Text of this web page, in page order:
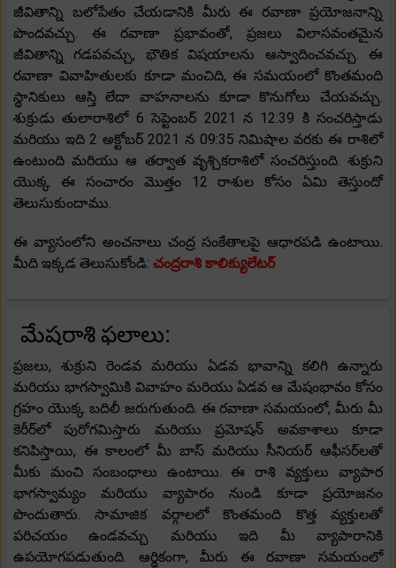
జీవితాన్ని బలోపేతం చేయడానికి మీరు ఈ రవాణా ప్రయోజనాన్ని
పొందవచ్చు. ఈ రవాణా ప్రభావంతో, ప్రజలు విలాసవంతమైన
జీవితాన్ని గడపవచ్చు, భౌతిక విషయాలను ఆస్వాదించవచ్చు. ఈ
రవాణా వివాహితులకు కూడా మంచిది, ఈ సమయంలో కొంతమంది
స్థానికులు ఆస్తి లేదా వాహనాలను కూడా కొనుగోలు చేయవచ్చు.
శుక్రుడు తులారాశిలో 6 సెప్టెంబర్ 2021 న 12:39 కి సంచరిస్తాడు
మరియు ఇది 2 అక్టోబర్ 2021 న 09:35 నిమిషాల వరకు ఈ రాశిలో
ఉంటుంది మరియు ఆ తర్వాత వృశ్చికరాశిలో సంచరిస్తుంది. శుక్రుని
యొక్క ఈ సంచారం మొత్తం 12 రాశుల కోసం ఏమి తెస్తుందో
తెలుసుకుందాము.
ఈ వ్యాసంలోని అంచనాలు చంద్ర సంకేతాలపై ఆధారపడి ఉంటాయి.
మీది ఇక్కడ తెలుసుకోండి: చంద్రరాశి కాలిక్యులేటర్
మేషరాశి ఫలాలు:
ప్రజలు, శుక్రుని రెండవ మరియు ఏడవ భావాన్ని కలిగి ఉన్నారు
మరియు భాగస్వామికి వివాహం మరియు ఏడవ ఆ మేషంభావం కోసం
గ్రహం యొక్క బదిలీ జరుగుతుంది. ఈ రవాణా సమయంలో, మీరు మీ
కెరీర్‌లో పురోగమిస్తారు మరియు ప్రమోషన్ అవకాశాలు కూడా
కనిపిస్తాయి, ఈ కాలంలో మీ బాస్ మరియు సీనియర్ ఆఫీసర్‌లతో
మీకు మంచి సంబంధాలు ఉంటాయి. ఈ రాశి వ్యక్తులు వ్యాపార
భాగస్వామ్యం మరియు వ్యాపారం నుండి కూడా ప్రయోజనం
పొందుతారు. సామాజిక వర్గాలలో కొంతమంది కొత్త వ్యక్తులతో
పరిచయం ఉండవచ్చు మరియు ఇది మీ వ్యాపారానికి
ఉపయోగపడుతుంది. ఆర్థికంగా, మీరు ఈ రవాణా సమయంలో